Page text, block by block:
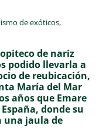
de exóticos,
de nariz
podido llevarla a
de reubicación,
María del Mar
años que Emare
donde su
una jaula de